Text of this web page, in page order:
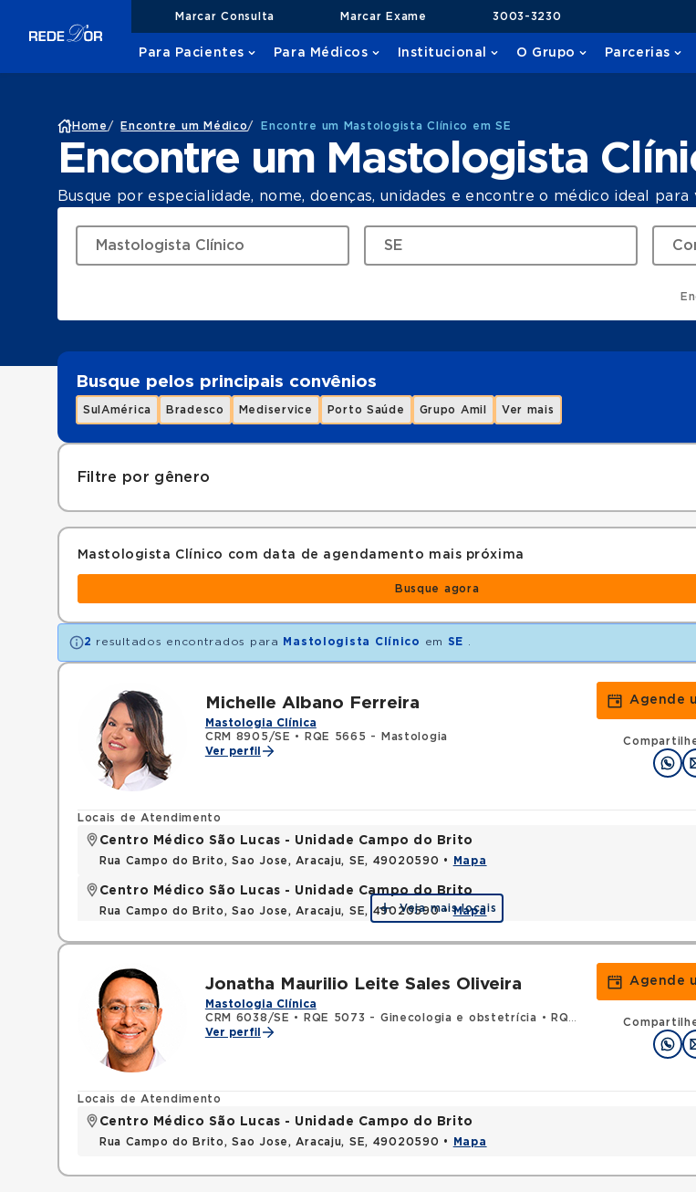
Marcar Consulta Marcar Exame 3003-3230
Para Pacientes Para Médicos Institucional O Grupo Parcerias
Home / Encontre um Médico/ Encontre um Mastologista Clínico em SE
Encontre um Mastologista
Busque por especialidade, nome, doenças, unidades e encontre o médico ideal para
Busque pelos principais convênios
SulAmérica Bradesco Mediservice Porto Saúde Grupo Amil Ver mais
Filtre por gênero
Mastologista Clínico com data de agendamento mais próxima
Busque agora
2 resultados encontrados para Mastologista Clínico em SE
Michelle Albano Ferreira
Mastologia Clínica
CRM 8905/SE •
RQE 5665 - Mastologia
Ver perfil
Agende
Locais de Atendimento
Centro Médico São Lucas - Unidade Campo do Brito
Rua Campo do Brito, Sao Jose, Aracaju, SE, 49020590 • Mapa
Centro Médico São Lucas - Unidade Campo do Brito
Rua Campo do Brito, Sao Jose, Aracaju, SE, 49020590 •Mapa
Veja mais locais
Jonatha Maurilio Leite Sales Oliveira
Mastologia Clínica
CRM 6038/SE • RQE 5073 - Ginecologia e obstetrícia •
RQE 5345 - Mastologia
Ver perfil
Agende
Locais de Atendimento
Centro Médico São Lucas - Unidade Campo do Brito
Rua Campo do Brito, Sao Jose, Aracaju, SE, 49020590 • Mapa